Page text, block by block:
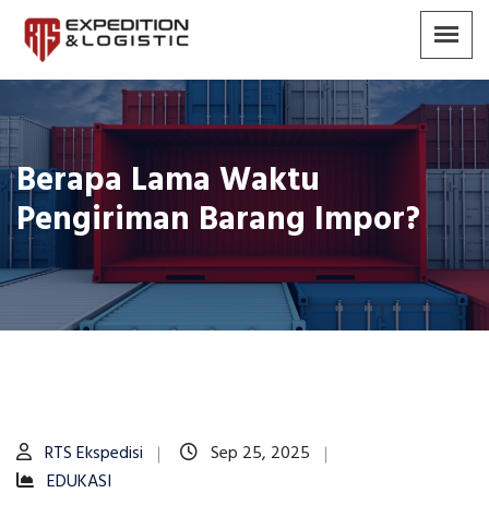
Berapa Lama Waktu
Pengiriman Barang Impor?
RTS Ekspedisi
Sep 25, 2025
EDUKASI